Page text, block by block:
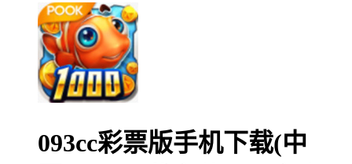
093cc彩票版手机下载(中